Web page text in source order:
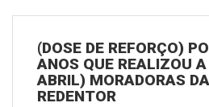
(DOSE DE REFORÇO)
ANOS QUE REALIZOU
ABRIL) MORADORAS
REDENTOR